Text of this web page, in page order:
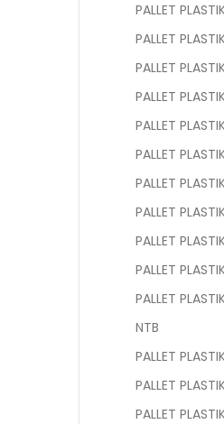
PALLET
PALLET
PALLET
PALLET
PALLET
PALLET
PALLET
PALLET
PALLET
PALLET
PALLET
NTB
PALLET
PALLET
PALLET